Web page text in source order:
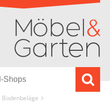
Bodenbeläge